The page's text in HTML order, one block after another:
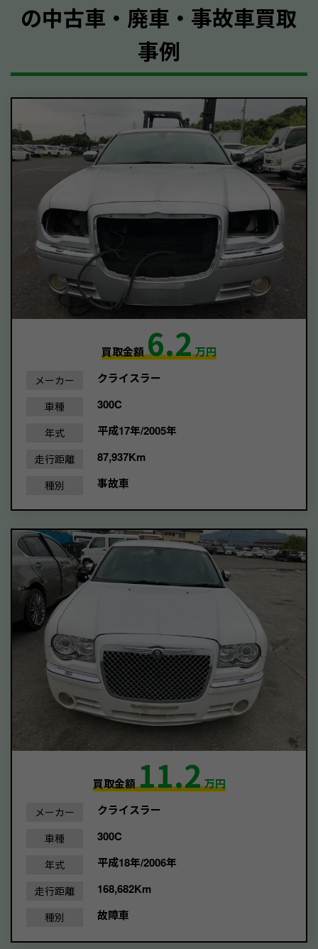
の中古車・廃車・事故車買取
事例
買取金額6.2万円
メーカー クライスラー
車種 300C
年式 平成17年/2005年
走行距離 87,937Km
種別 事故車
買取金額11.2万円
メーカー クライスラー
車種 300C
年式 平成18年/2006年
走行距離 168,682Km
種別 故障車